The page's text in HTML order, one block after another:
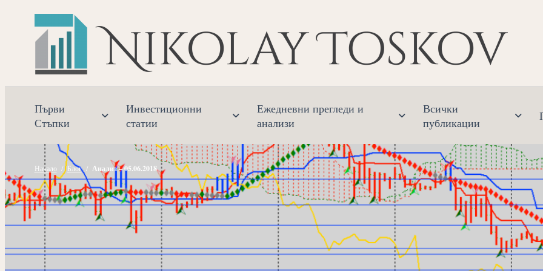
Прескочете
съдържанието
Първи
Стъпки
Инвестиционни
статии
Ежедневни прегледи и
анализи
Всички
публикации
Начало /Блог/ Анализ – 05.06.2018